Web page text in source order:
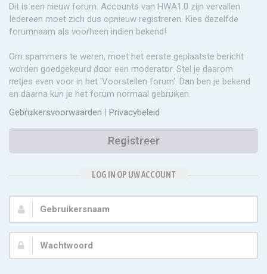
Dit is een nieuw forum. Accounts van HWA1.0 zijn vervallen.
Iedereen moet zich dus opnieuw registreren. Kies dezelfde
forumnaam als voorheen indien bekend!
Om spammers te weren, moet het eerste geplaatste bericht
worden goedgekeurd door een moderator. Stel je daarom
netjes even voor in het 'Voorstellen forum'. Dan ben je bekend
en daarna kun je het forum normaal gebruiken.
Gebruikersvoorwaarden | Privacybeleid
Registreer
LOG IN OP UW ACCOUNT
Gebruikersnaam:
Wachtwoord: